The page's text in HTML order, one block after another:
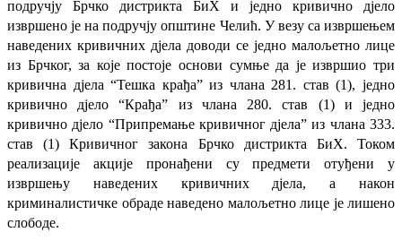
подручју Брчко дистрикта БиХ и једно кривично дјело
извршено је на подручју општине Челић. У везу са извршењем
наведених кривичних дјела доводи се једно малољетно лице
из Брчког, за које постоје основи сумње да је извршио три
кривична дјела “Тешка крађа” из члана 281. став (1), једно
кривично дјело “Крађа” из члана 280. став (1) и једно
кривично дјело “Припремање кривичног дјела” из члана 333.
став (1) Кривичног закона Брчко дистрикта БиХ. Током
реализације акције пронађени су предмети отуђени у
извршењу наведених кривичних дјела, а након
криминалистичке обраде наведено малољетно лице је лишено
слободе.